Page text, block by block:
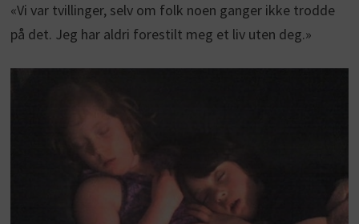
«Vi var tvillinger, selv om folk noen ganger ikke trodde
på det. Jeg har aldri forestilt meg et liv uten deg.»